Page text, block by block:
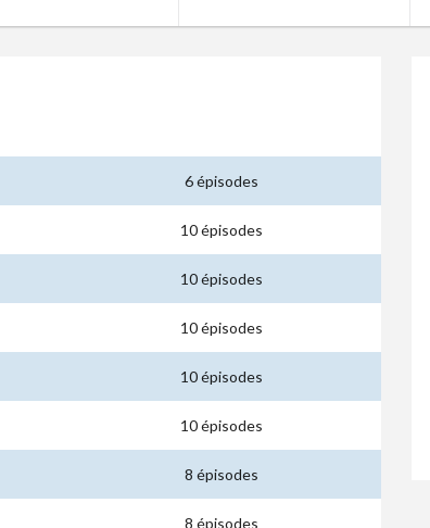
6 épisodes
10 épisodes
10 épisodes
10 épisodes
10 épisodes
10 épisodes
8 épisodes
8 épisodes